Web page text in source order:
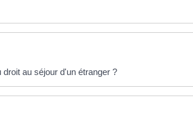
au séjour d'un étranger ?